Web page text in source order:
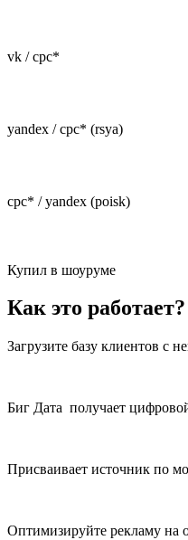
vk / cpc*
yandex / cpc* (rsya)
cpc* / yandex (poisk)
Купил в шоуруме
Как это работает?
Загрузите базу клиентов с
Биг Дата получает
Присваивает источник по
Оптимизируйте рекламу на